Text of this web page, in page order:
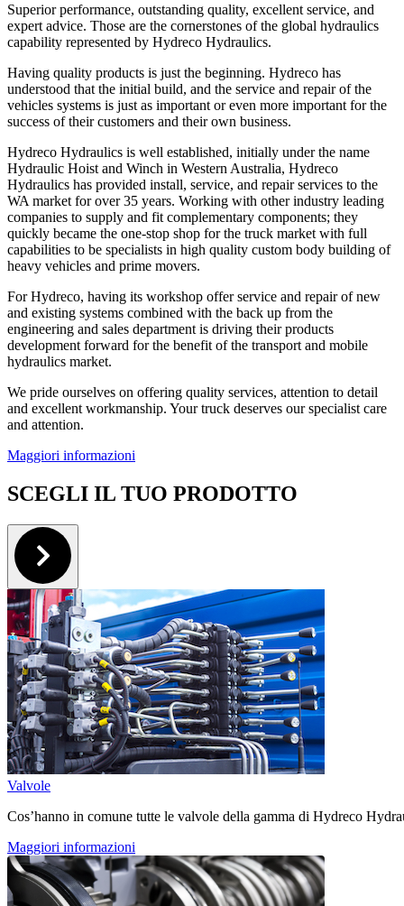
Superior performance, outstanding quality, excellent service, and
expert advice. Those are the cornerstones of the global hydraulics
capability represented by Hydreco Hydraulics.
Having quality products is just the beginning. Hydreco has
understood that the initial build, and the service and repair of the
vehicles systems is just as important or even more important for the
success of their customers and their own business.
Hydreco Hydraulics is well established, initially under the name
Hydraulic Hoist and Winch in Western Australia, Hydreco
Hydraulics has provided install, service, and repair services to the
WA market for over 35 years. Working with other industry leading
companies to supply and fit complementary components; they
quickly became the one-stop shop for the truck market with full
capabilities to be specialists in high quality custom body building of
heavy vehicles and prime movers.
For Hydreco, having its workshop offer service and repair of new
and existing systems combined with the back up from the
engineering and sales department is driving their products
development forward for the benefit of the transport and mobile
hydraulics market.
We pride ourselves on offering quality services, attention to detail
and excellent workmanship. Your truck deserves our specialist care
and attention.
Maggiori informazioni
SCEGLI IL TUO PRODOTTO
Valvole
Cos’hanno in comune tutte le valvole della gamma di Hydreco
Maggiori informazioni